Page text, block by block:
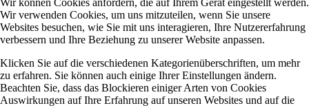
Wir können Cookies anfordern, die auf Ihrem Gerät eingestellt werden.
Wir verwenden Cookies, um uns mitzuteilen, wenn Sie unsere
Websites besuchen, wie Sie mit uns interagieren, Ihre Nutzererfahrung
verbessern und Ihre Beziehung zu unserer Website anpassen.
Klicken Sie auf die verschiedenen Kategorienüberschriften, um mehr
zu erfahren. Sie können auch einige Ihrer Einstellungen ändern.
Beachten Sie, dass das Blockieren einiger Arten von Cookies
Auswirkungen auf Ihre Erfahrung auf unseren Websites und auf die